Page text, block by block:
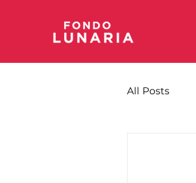
All Posts